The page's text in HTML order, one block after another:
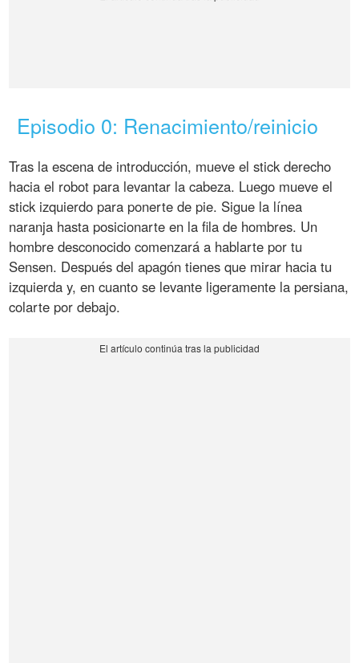
Episodio 0: Renacimiento/reinicio
Tras la escena de introducción, mueve el stick derecho
hacia el robot para levantar la cabeza. Luego mueve el
stick izquierdo para ponerte de pie. Sigue la línea
naranja hasta posicionarte en la fila de hombres. Un
hombre desconocido comenzará a hablarte por tu
Sensen. Después del apagón tienes que mirar hacia tu
izquierda y, en cuanto se levante ligeramente la persiana,
colarte por debajo.